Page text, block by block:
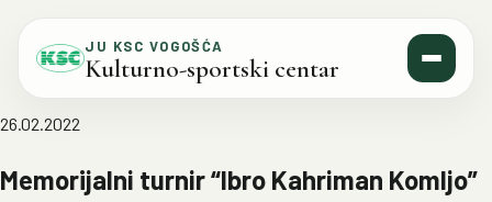
JU KSC VOGOŠĆA
Kulturno-sportski centar
26.02.2022
Memorijalni turnir “Ibro Kahriman Komljo”